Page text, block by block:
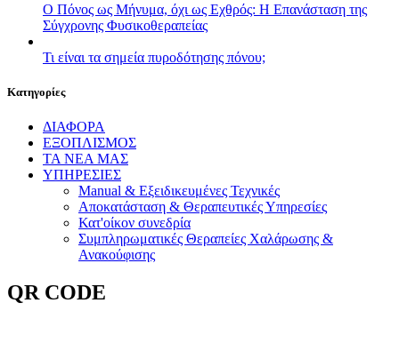
Ο Πόνος ως Μήνυμα, όχι ως Εχθρός: Η Επανάσταση της
Σύγχρονης Φυσικοθεραπείας
Τι είναι τα σημεία πυροδότησης πόνου;
Kατηγορίες
ΔΙΑΦΟΡΑ
ΕΞΟΠΛΙΣΜΟΣ
ΤΑ ΝΕΑ ΜΑΣ
ΥΠΗΡΕΣΙΕΣ
Manual & Εξειδικευμένες Τεχνικές
Αποκατάσταση & Θεραπευτικές Υπηρεσίες
Κατ'οίκον συνεδρία
Συμπληρωματικές Θεραπείες Χαλάρωσης &
Ανακούφισης
QR CODE